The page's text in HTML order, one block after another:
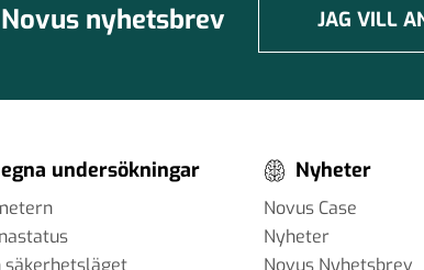
Novus nyhetsbrev JAG VILL
undersökningar
säkerhetsläget
Nyheter
Novus Case
Nyheter
Novus Nyhetsbrev